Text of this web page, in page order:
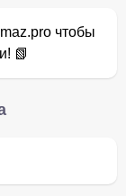
чтобы
📗